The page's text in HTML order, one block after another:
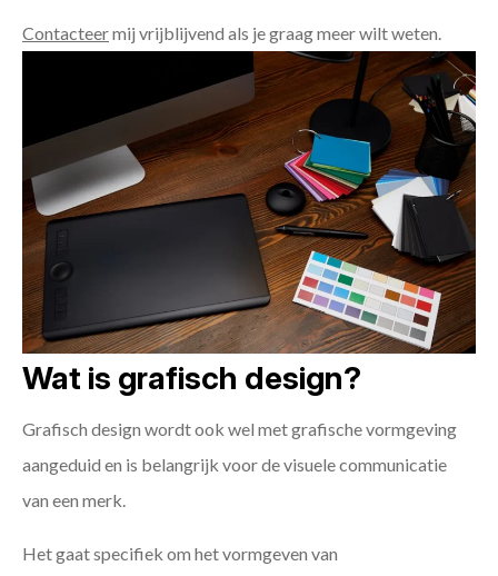
Contacteermij vrijblijvend als je graag meer wilt weten.
Wat is grafisch design?
Grafisch design wordt ook wel met grafische vormgeving
aangeduid en is belangrijk voor de visuele communicatie
van een merk.
Het gaat specifiek om het vormgeven van